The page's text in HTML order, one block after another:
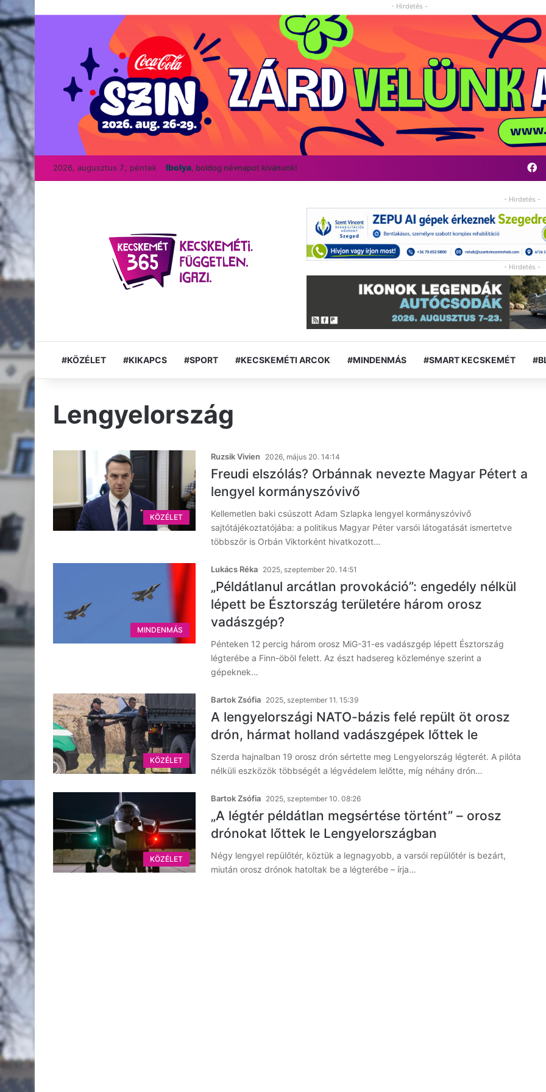
- Hirdetés -
2026, augusztus 7., péntek Ibolya, boldog névnapot kívánunk!
- Hirdetés -
- Hirdetés -
#KÖZÉLET #KIKAPCS #SPORT #KECSKEMÉTI ARCOK #MINDENMÁS #SMART KECSKEMÉT
Lengyelország
KÖZÉLET
Ruzsik Vivien 2026, május 20. 14:14
Freudi elszólás? Orbánnak nevezte Magyar Pétert a
lengyel kormányszóvivő
Kellemetlen baki csúszott Adam Szlapka lengyel kormányszóvivő
sajtótájékoztatójába: a politikus Magyar Péter varsói látogatását ismertetve
többször is Orbán Viktorként hivatkozott…
MINDENMÁS
Lukács Réka 2025, szeptember 20. 14:51
„Példátlanul arcátlan provokáció”: engedély nélkül
lépett be Észtország területére három orosz
vadászgép?
Pénteken 12 percig három orosz MiG-31-es vadászgép lépett Észtország
légterébe a Finn-öböl felett. Az észt hadsereg közleménye szerint a
gépeknek…
KÖZÉLET
Bartok Zsófia 2025, szeptember 11. 15:39
A lengyelországi NATO-bázis felé repült öt orosz
drón, hármat holland vadászgépek lőttek le
Szerda hajnalban 19 orosz drón sértette meg Lengyelország légterét. A pilóta
nélküli eszközök többségét a légvédelem lelőtte, míg néhány drón…
KÖZÉLET
Bartok Zsófia 2025, szeptember 10. 08:26
„A légtér példátlan megsértése történt” – orosz
drónokat lőttek le Lengyelországban
Négy lengyel repülőtér, köztük a legnagyobb, a varsói repülőtér is bezárt,
miután orosz drónok hatoltak be a légterébe – írja…